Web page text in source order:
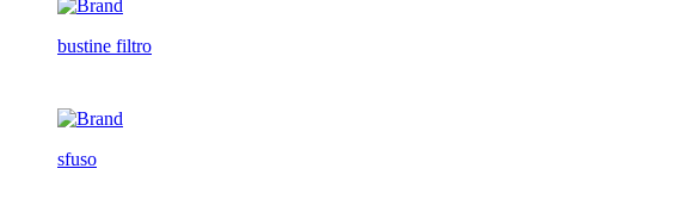
bustine filtro
sfuso